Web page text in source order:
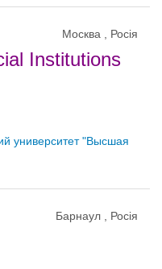
Москва , Росія
Institutions
университет "Высшая
Барнаул , Росія